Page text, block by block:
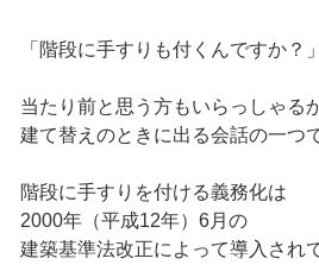
「階段に手すりも付くんですか？」
当たり前と思う方もいらっしゃる
建て替えのときに出る会話の一つ
階段に手すりを付ける義務化は
2000年（平成12年）6月の
建築基準法改正によって導入され